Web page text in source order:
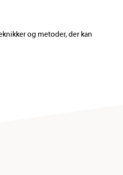
og metoder, der kan